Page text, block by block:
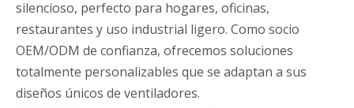
silencioso, perfecto para hogares, oficinas,
restaurantes y uso industrial ligero. Como socio
OEM/ODM de confianza, ofrecemos soluciones
totalmente personalizables que se adaptan a sus
diseños únicos de ventiladores.